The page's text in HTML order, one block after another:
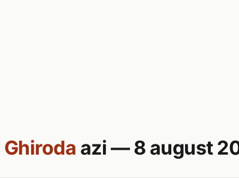
Ghiroda azi — 8 august